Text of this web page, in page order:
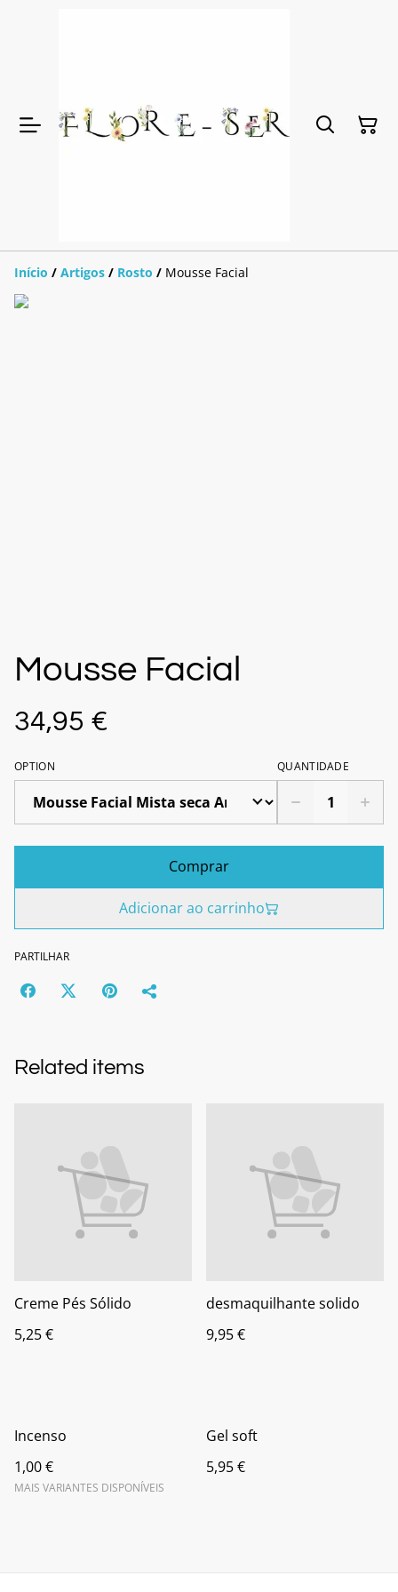
Início / Artigos / Rosto / Mousse Facial
Mousse Facial
34,95 €
OPTION QUANTIDADE
Comprar
Adicionar ao carrinho
PARTILHAR
Related items
Creme Pés Sólido
5,25 €
desmaquilhante solido
9,95 €
Incenso
1,00 €
MAIS VARIANTES DISPONÍVEIS
Gel soft
5,95 €